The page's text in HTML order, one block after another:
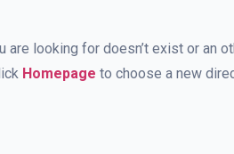
are looking for doesn’t exist or an
Homepage to choose a new